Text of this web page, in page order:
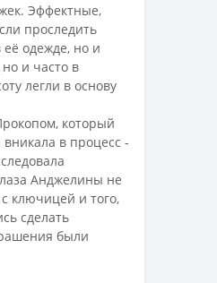
Эффектные,
проследить
одежде, но и
и часто в
легли в основу
который
в процесс -
Анджелины не
ключицей и того,
сделать
были